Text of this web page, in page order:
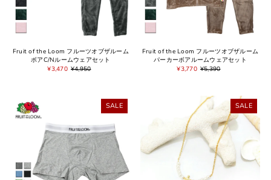
Fruit of the Loom フルーツオブザルーム
ボアC/Nルームウェアセット
¥3,470 ¥4,950
Fruit of the Loom フルーツオブザルーム
パーカーボアルームウェアセット
¥3,770 ¥5,390
SALE SALE